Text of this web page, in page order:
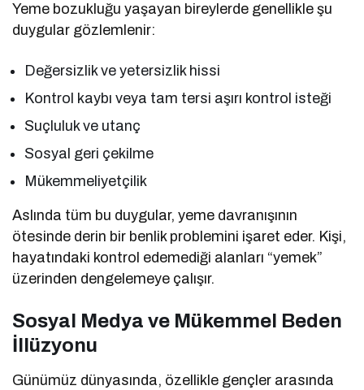
Yeme bozukluğu yaşayan bireylerde genellikle şu
duygular gözlemlenir:
Değersizlik ve yetersizlik hissi
Kontrol kaybı veya tam tersi aşırı kontrol isteği
Suçluluk ve utanç
Sosyal geri çekilme
Mükemmeliyetçilik
Aslında tüm bu duygular, yeme davranışının
ötesinde derin bir benlik problemini işaret eder. Kişi,
hayatındaki kontrol edemediği alanları “yemek”
üzerinden dengelemeye çalışır.
Sosyal Medya ve Mükemmel Beden
İllüzyonu
Günümüz dünyasında, özellikle gençler arasında